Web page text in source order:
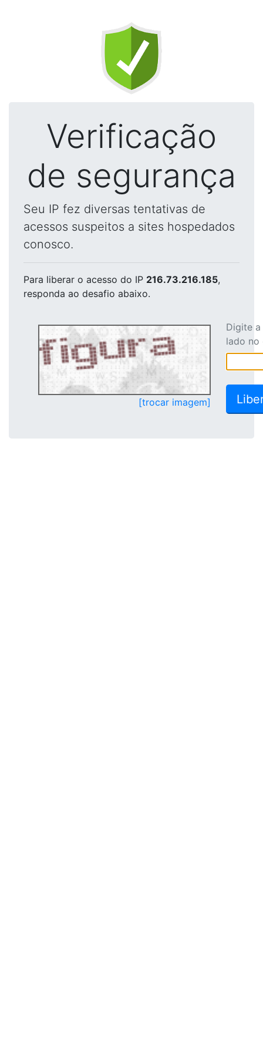
Verificação
de segurança
Seu IP fez diversas tentativas de
acessos suspeitos a sites hospedados
conosco.
Para liberar o acesso do IP 216.73.216.185,
responda ao desafio abaixo.
[trocar imagem]
Digite
lado no